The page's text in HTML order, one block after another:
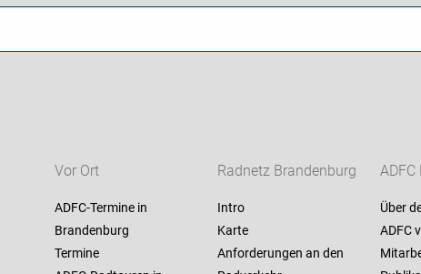
Vor Ort
ADFC-Termine in
Brandenburg
Termine
Radnetz Brandenburg
Intro
Karte
Anforderungen an den
Über
ADFC